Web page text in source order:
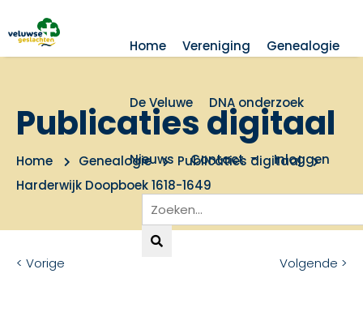
Home Vereniging Genealogie
De Veluwe DNA onderzoek
Nieuws Contact Inloggen
Publicaties digitaal
Home Genealogie
Publicaties digitaal
Harderwijk Doopboek 1618-1649
< Vorige Volgende >